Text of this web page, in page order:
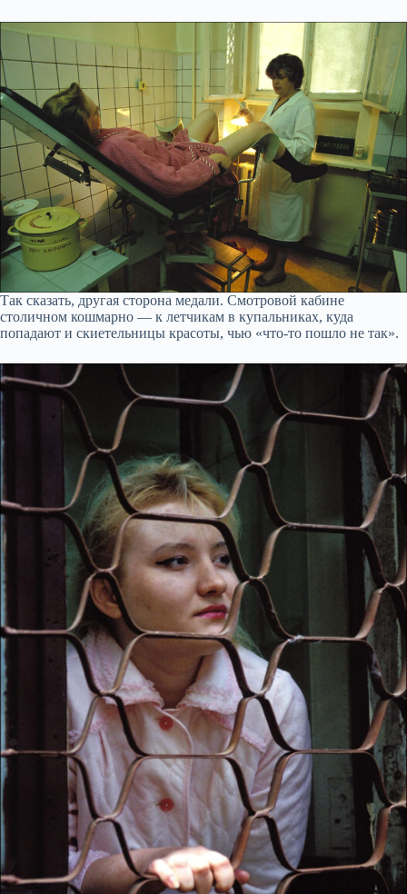
Так сказать, другая сторона медали. Смотровой кабине
столичном кошмарно — к летчикам в купальниках, куда
попадают и скиетельницы красоты, чью «что-то пошло не так».